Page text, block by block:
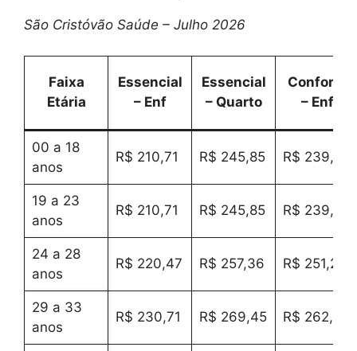
São Cristóvão Saúde – Julho 2026
Faixa
Etária
Essencial
– Enf
Essencial
– Quarto
Conforto
– Enf
00 a 18
anos
R$ 210,71 R$ 245,85 R$ 239,98
19 a 23
anos
R$ 210,71 R$ 245,85 R$ 239,98
24 a 28
anos
R$ 220,47 R$ 257,36 R$ 251,20
29 a 33
anos
R$ 230,71 R$ 269,45 R$ 262,98